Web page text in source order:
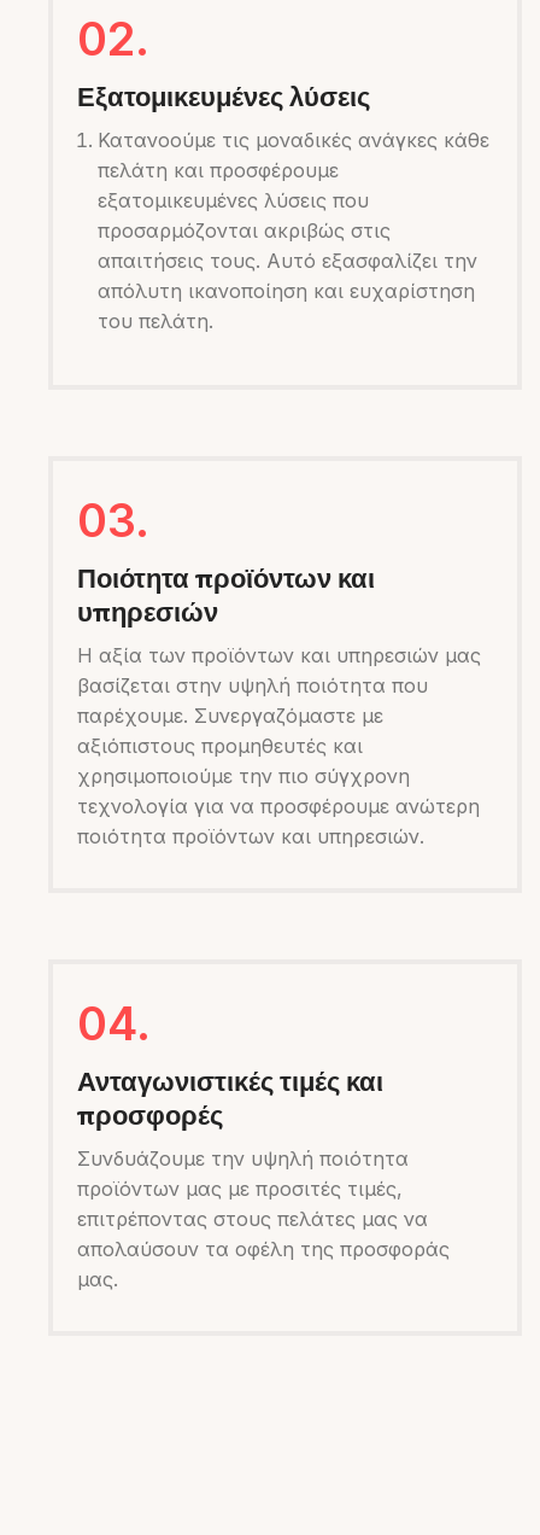
02.
Εξατομικευμένες λύσεις
Κατανοούμε τις μοναδικές ανάγκες κάθε
πελάτη και προσφέρουμε
εξατομικευμένες λύσεις που
προσαρμόζονται ακριβώς στις
απαιτήσεις τους. Αυτό εξασφαλίζει την
απόλυτη ικανοποίηση και ευχαρίστηση
του πελάτη.
03.
Ποιότητα προϊόντων και
υπηρεσιών
Η αξία των προϊόντων και υπηρεσιών μας
βασίζεται στην υψηλή ποιότητα που
παρέχουμε. Συνεργαζόμαστε με
αξιόπιστους προμηθευτές και
χρησιμοποιούμε την πιο σύγχρονη
τεχνολογία για να προσφέρουμε ανώτερη
ποιότητα προϊόντων και υπηρεσιών.
04.
Ανταγωνιστικές τιμές και
προσφορές
Συνδυάζουμε την υψηλή ποιότητα
προϊόντων μας με προσιτές τιμές,
επιτρέποντας στους πελάτες μας να
απολαύσουν τα οφέλη της προσφοράς
μας.